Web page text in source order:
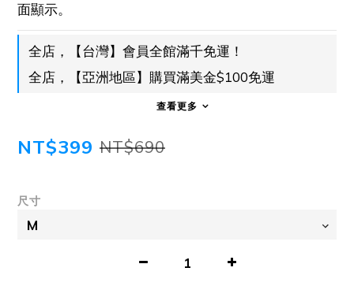
面顯示。
全店，【台灣】會員全館滿千免運！
全店，【亞洲地區】購買滿美金$100免運
查看更多
NT$399 NT$690
尺寸